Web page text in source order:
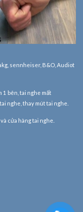
sennheiser, B&O, Audiot
1 bên, tai nghe mất
nghe, thay mút tai nghe.
cửa hàng tai nghe.